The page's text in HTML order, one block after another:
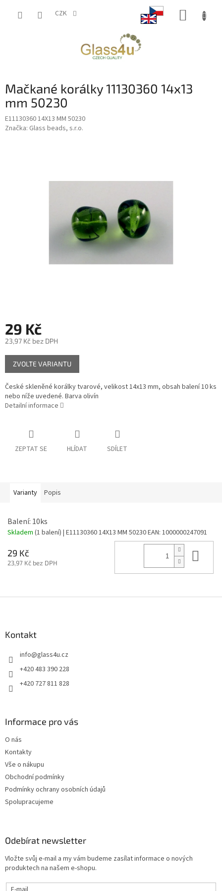
CZK
Mačkané korálky 11130360 14x13
mm 50230
E11130360 14X13 MM 50230
Značka: Glass beads, s.r.o.
29 Kč
23,97 Kč bez DPH
Měrná
cena:
ZVOLTE VARIANTU
České skleněné korálky tvarové, velikost 14x13 mm, obsah balení 10 ks
nebo níže uvedené. Barva olivín
Detailní informace
ZEPTAT SE HLÍDAT SDÍLET
Varianty Popis
Balení: 10ks
Skladem (1 balení) | E11130360 14X13 MM 50230EAN: 1000000247091
29 Kč
23,97 Kč bez DPH
Kontakt
info@glass4u.cz
+420 483 390 228
+420 727 811 828
Informace pro vás
O nás
Kontakty
Vše o nákupu
Obchodní podmínky
Podmínky ochrany osobních údajů
Spolupracujeme
Odebírat newsletter
Vložte svůj e-mail a my vám budeme zasílat informace o nových
produktech na našem e-shopu.